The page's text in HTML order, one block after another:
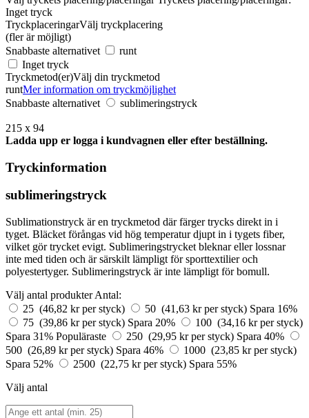
Inget tryck
TryckplaceringarVälj tryckplacering
(fler är möjligt)
Snabbaste alternativet
runt
Inget tryck
Tryckmetod(er)Välj din tryckmetod
runtMer information om tryckmöjlighet
Snabbaste alternativet
sublimeringstryck
215 x 94
Ladda upp er logga i kundvagnen eller efter beställning.
Tryckinformation
sublimeringstryck
Sublimationstryck är en tryckmetod där färger trycks direkt in i
tyget. Bläcket förångas vid hög temperatur djupt in i tygets fiber,
vilket gör trycket evigt. Sublimeringstrycket bleknar eller lossnar
inte med tiden och är särskilt lämpligt för sporttextilier och
polyestertyger. Sublimeringstryck är inte lämpligt för bomull.
Välj antal produkter Antal:
25 (46,82 kr per styck)
50 (41,63 kr per styck) Spara 16%
75 (39,86 kr per styck) Spara 20%
100 (34,16 kr per styck)
Spara 31% Populäraste 250 (29,95 kr per styck) Spara 40%
500 (26,89 kr per styck) Spara 46%
1000 (23,85 kr per styck)
Spara 52%
2500 (22,75 kr per styck) Spara 55%
Välj antal